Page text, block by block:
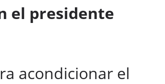
el presidente
acondicionar el